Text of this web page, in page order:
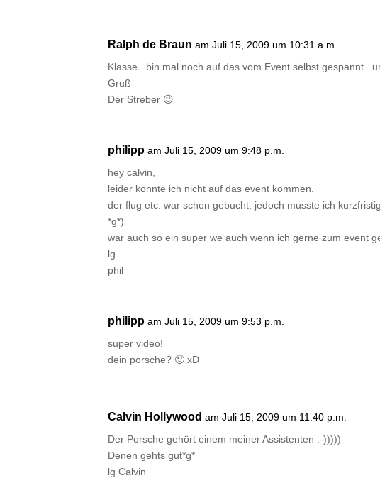
Ralph de Braun am Juli 15, 2009 um 10:31 a.m.
Klasse.. bin mal noch auf das vom Event selbst gespannt..
Gruß
Der Streber 😉
philipp am Juli 15, 2009 um 9:48 p.m.
hey calvin,
leider konnte ich nicht auf das event kommen.
der flug etc. war schon gebucht, jedoch musste ich
*g*)
war auch so ein super we auch wenn ich gerne zum event
lg
phil
philipp am Juli 15, 2009 um 9:53 p.m.
super video!
dein porsche? 🙂 xD
Calvin Hollywood am Juli 15, 2009 um 11:40 p.m.
Der Porsche gehört einem meiner Assistenten :-)))))
Denen gehts gut*g*
lg Calvin